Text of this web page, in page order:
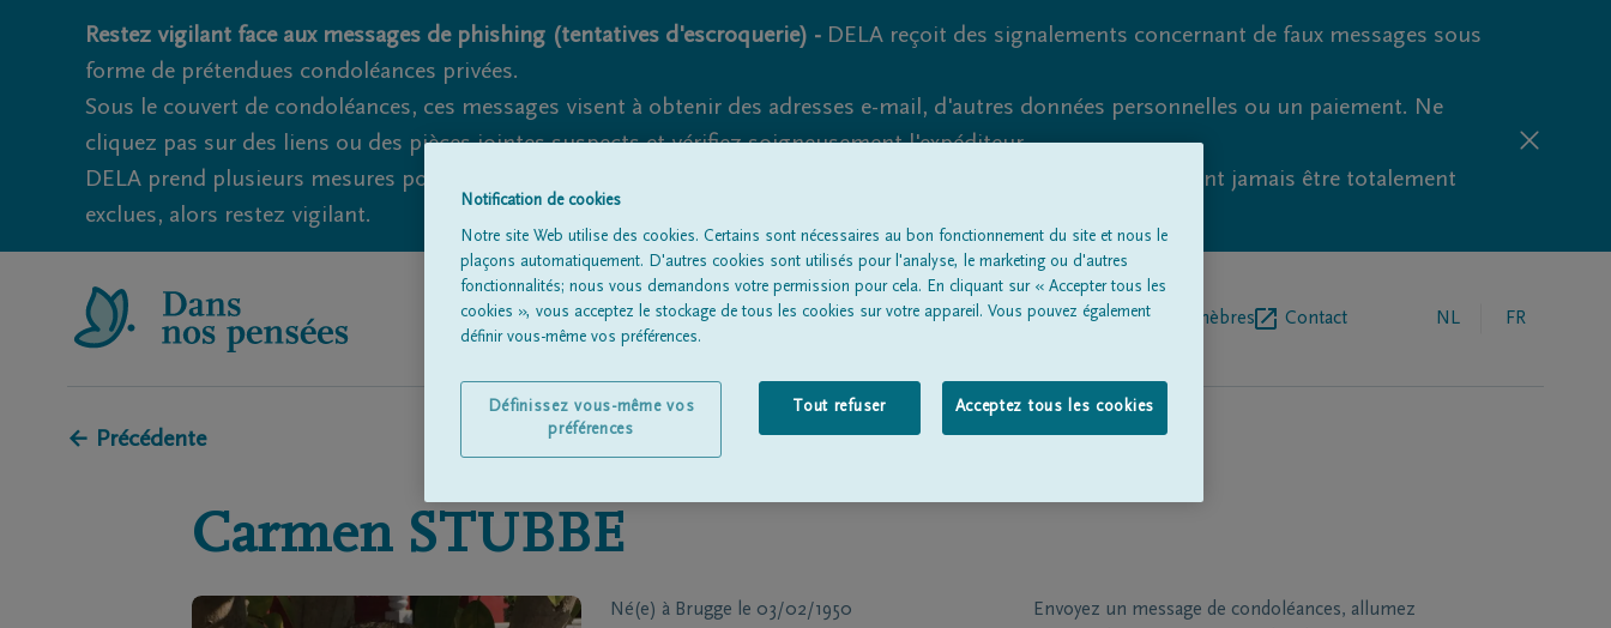
Restez vigilant face aux messages de phishing (tentatives d'escroquerie) - DELA reçoit des signalements concernant de faux messages sous
forme de prétendues condoléances privées.
Sous le couvert de condoléances, ces messages visent à obtenir des adresses e-mail, d'autres données personnelles ou un paiement. Ne
cliquez pas sur des liens ou des pièces jointes suspects et vérifiez soigneusement l'expéditeur.
DELA prend plusieurs mesures pour éviter cela. Cependant, les tentatives d'hameçonnage et de fraude ne peuvent jamais être totalement
exclues, alors restez vigilant.
Tous les avis de décèsÀ propos de nousEntrepreneur de pompes funèbres Contact NL FR
← Précédente
Carmen STUBBE
Né(e) à Brugge le 03/02/1950
Envoyez un message de condoléances, allumez
Notification de cookies
Notre site Web utilise des cookies. Certains sont nécessaires au bon fonctionnement du site et nous le
plaçons automatiquement. D'autres cookies sont utilisés pour l'analyse, le marketing ou d'autres
fonctionnalités; nous vous demandons votre permission pour cela. En cliquant sur « Accepter tous les
cookies », vous acceptez le stockage de tous les cookies sur votre appareil. Vous pouvez également
définir vous-même vos préférences.
Tout refuser Acceptez tous les cookies
Définissez vous-même vos
préférences